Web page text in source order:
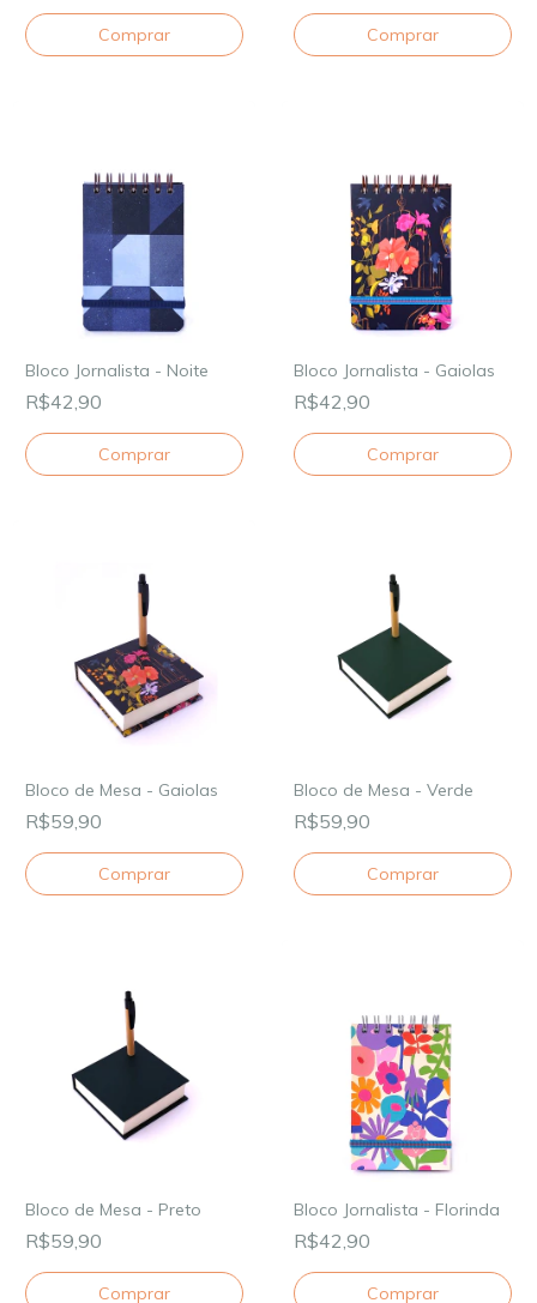
Bloco Jornalista - Noite
R$42,90
Bloco Jornalista - Gaiolas
R$42,90
Bloco de Mesa - Gaiolas
R$59,90
Bloco de Mesa - Verde
R$59,90
Bloco de Mesa - Preto
R$59,90
Bloco Jornalista - Florinda
R$42,90